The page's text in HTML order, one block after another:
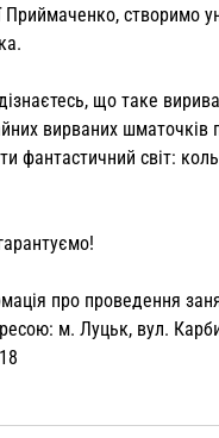
Приймаченко, створимо
що таке
вирваних шматочків
фантастичний світ:
про проведення
м. Луцьк, вул.